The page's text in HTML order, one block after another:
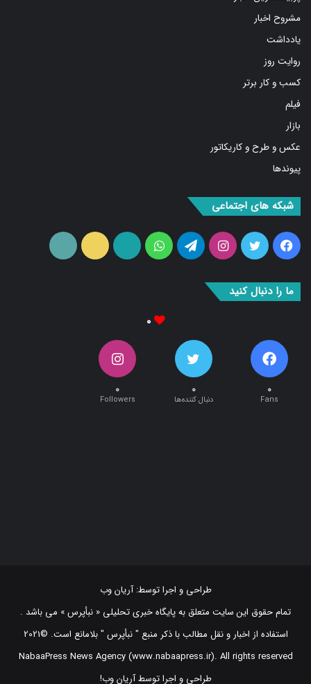
شبکه های اجتماعی
فیس
بوک
توییتراینستاگرام
تلگرامواتس
آپ
آپارات ایتا
ما را دنبال کنید
۰
Fans
۰
دنبال کننده‌ها
۰
Followers
طراحی و اجرا توسط:آریان وب
تمام حقوق این سایت متعلق به پایگاه خبری تحلیلی « نبأپرس » می باشد .
NabaaPress News Agency (www.nabaapress.ir). All rights reserved
طراحی و اجرا توسط آریان وب!